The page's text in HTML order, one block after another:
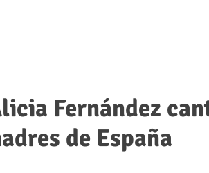
Fernández
de España